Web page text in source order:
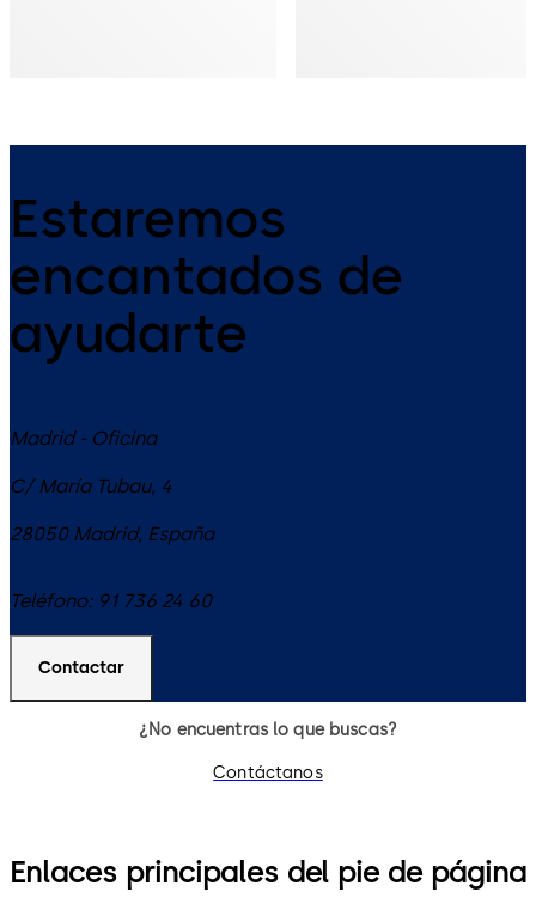
Estaremos
encantados de
ayudarte
Madrid - Oficina
C/ María Tubau, 4
28050 Madrid, España
Teléfono: 91 736 24 60
Contactar
¿No encuentras lo que buscas?
Contáctanos
Enlaces principales del pie de página